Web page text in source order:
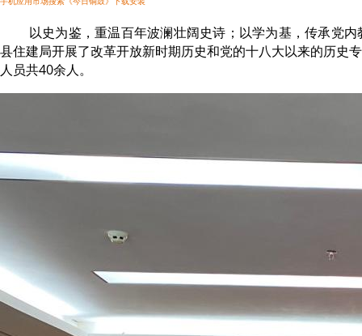
以史为鉴，重温百年波澜壮阔史诗；以学为基，传承党
县住建局开展了改革开放新时期历史和党的十八大以来的历史
人员共40余人。